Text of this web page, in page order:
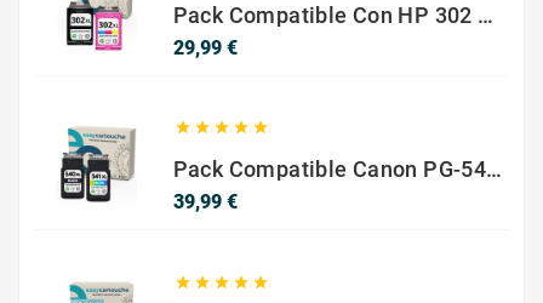
Pack Compatible Con HP 302 XL Negro Y Color - SIN NIVEL DE TINTA
29,99 €Precio
    
Pack Compatible Canon PG-540 XL / CL-541 XL ? Negro Y Color ? Alta Capacidad
39,99 €Precio
    